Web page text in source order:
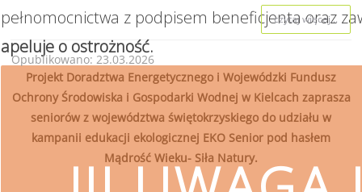
pełnomocnictwa z podpisem beneficjenta oraz
apeluje o ostrożność.
czytaj więcej...
Opublikowano: 23.03.2026
Projekt Doradztwa Energetycznego i Wojewódzki Fundusz
Ochrony Środowiska i Gospodarki Wodnej w Kielcach zaprasza
seniorów z województwa świętokrzyskiego do udziału w
kampanii edukacji ekologicznej EKO Senior pod hasłem
Mądrość Wieku- Siła Natury.